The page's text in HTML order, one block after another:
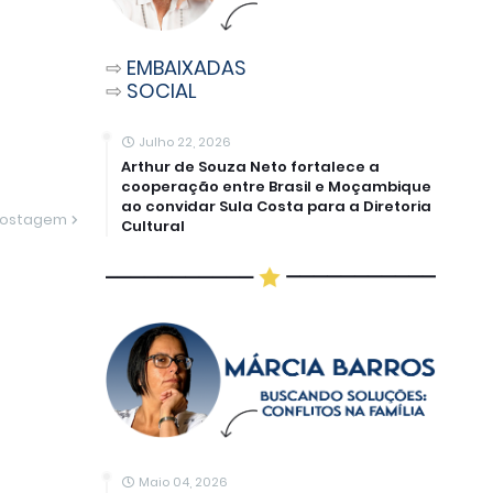
⇨ EMBAIXADAS
⇨ SOCIAL
Julho 22, 2026
Arthur de Souza Neto fortalece a
cooperação entre Brasil e Moçambique
ao convidar Sula Costa para a Diretoria
Cultural
Maio 04, 2026